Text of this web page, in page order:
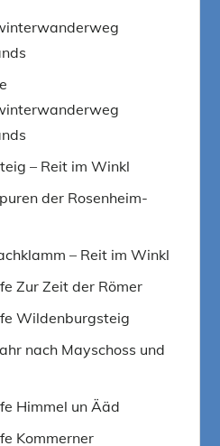
– Reit im Winkl
der Rosenheim-
– Reit im Winkl
Zur Zeit der Römer
Wildenburgsteig
nach Mayschoss und
Himmel un Ääd
Kommerner